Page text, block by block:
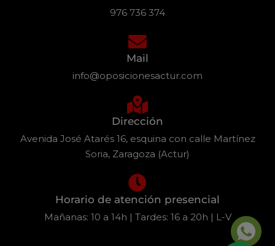
976 736 374
Mail
info@oposicionesactur.com
Dirección
Avenida José Atarés 16, esquina con calle Martínez
Soria, Zaragoza (Actur)
Horario de atención presencial
Mañanas: 10 a 14h | Tardes: 16 a 20h | L-V